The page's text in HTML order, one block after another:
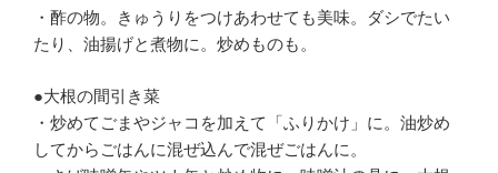
・酢の物。きゅうりをつけあわせても美味。ダシでたい
たり、油揚げと煮物に。炒めものも。
●大根の間引き菜
・炒めてごまやジャコを加えて「ふりかけ」に。油炒め
してからごはんに混ぜ込んで混ぜごはんに。